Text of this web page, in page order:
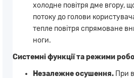
холодне повітря дме вгору,
потоку до голови
тепле повітря спрямоване
ноги.
Системні функції та режими
Незалежне осушення. При